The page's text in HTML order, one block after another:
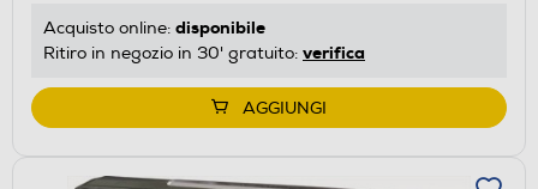
Acquisto online: disponibile
Ritiro in negozio in 30' gratuito: verifica
AGGIUNGI